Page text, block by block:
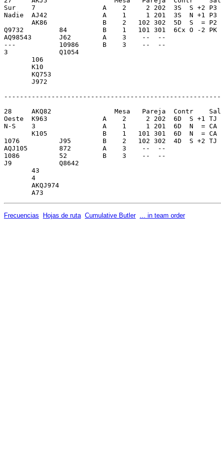
Frecuencias Hojas de ruta Cumulative Butler ... in team order